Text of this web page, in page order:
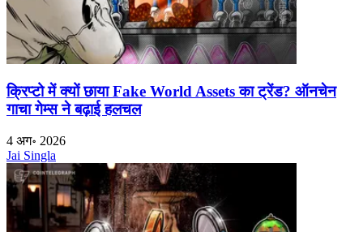
क्रिप्टो में क्यों छाया Fake World Assets का ट्रेंड? ऑनचेन
गाचा गेम्स ने बढ़ाई हलचल
4 अग॰ 2026
Jai Singla